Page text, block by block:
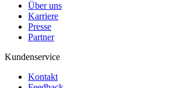
Über uns
Karriere
Presse
Partner
Kundenservice
Kontakt